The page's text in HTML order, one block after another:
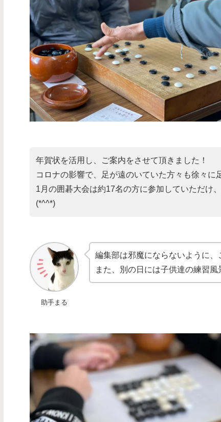
年賀状を活用し、ご案内をさせて頂きました！
コロナの影響で、足が遠のいていた方々も徐々に
1月の囲碁大会は約17名の方に参加していただけ
(*^^*)
助手まる
編集部は邪魔にならないように
また、別の日には子供達の練習風